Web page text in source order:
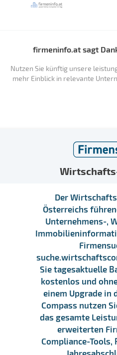
firmeninfo.at sagt
Nutzen Sie künftig unsere
mehr Einblick in relevante
Der
Österreichs
Unternehmens-,
Sie tagesaktuelle
kostenlos und
einem Upgrade in
Compass nutzen
das gesamte
erweiterten
Compliance-Tools,